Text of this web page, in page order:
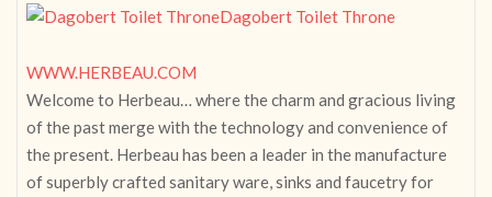
Dagobert Toilet Throne
WWW.HERBEAU.COM
Welcome to Herbeau… where the charm and gracious living
of the past merge with the technology and convenience of
the present. Herbeau has been a leader in the manufacture
of superbly crafted sanitary ware, sinks and faucetry for